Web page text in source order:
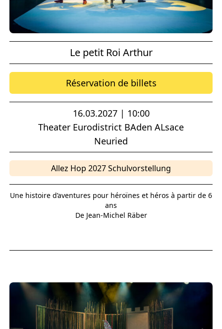
Le petit Roi Arthur
Réservation de billets
16.03.2027 | 10:00
Theater Eurodistrict BAden ALsace
Neuried
Allez Hop 2027 Schulvorstellung
Une histoire d’aventures pour héroïnes et héros à partir de 6
ans
De Jean-Michel Räber